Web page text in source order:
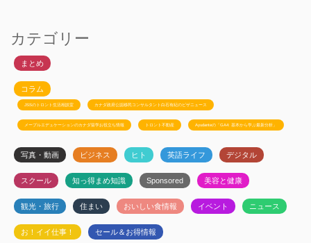
カテゴリー
まとめ
コラム
JSSのトロント生活相談室 カナダ政府公認移民コンサルタント白石有紀のビザニュース
メープルエデュケーションのカナダ留学お役立ち情報 トロント不動産 Ayudanteの「GA4: 基本から学ぶ最新分析」
写真・動画 ビジネス ヒト 英語ライフ デジタル
スクール 知っ得まめ知識 Sponsored 美容と健康
観光・旅行 住まい おいしい食情報 イベント ニュース
お！イイ仕事！ セール＆お得情報